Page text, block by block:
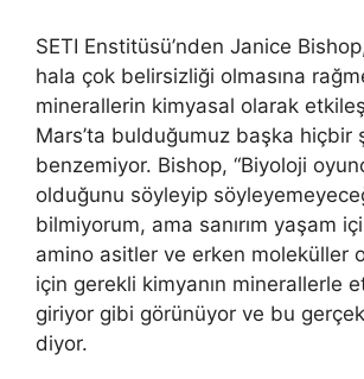
SETI Enstitüsü’nden Janice
hala çok belirsizliği olmasına
minerallerin kimyasal olarak
Mars’ta bulduğumuz başka hiçbir
benzemiyor. Bishop, “Biyoloji
olduğunu söyleyip
bilmiyorum, ama sanırım yaşam
amino asitler ve erken moleküller
için gerekli kimyanın minerallerle
giriyor gibi görünüyor ve bu
diyor.